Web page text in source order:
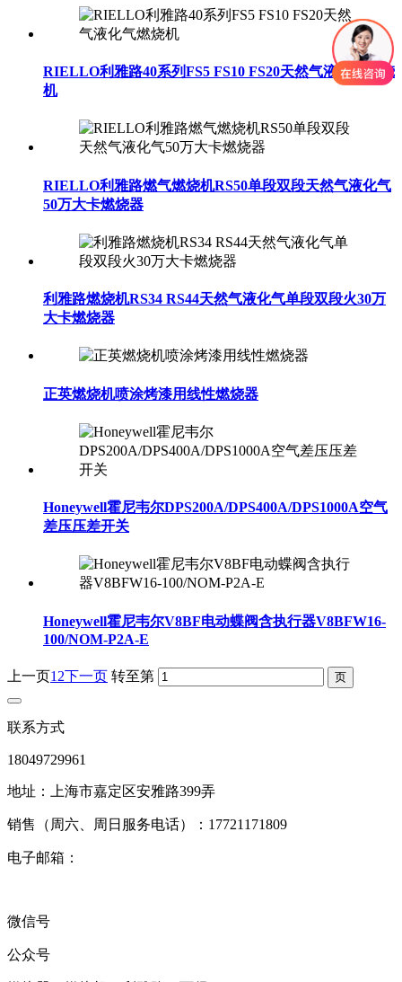
RIELLO利雅路40系列FS5 FS10 FS20天然气液化气燃烧
机
RIELLO利雅路燃气燃烧机RS50单段双段天然气液化气
50万大卡燃烧器
利雅路燃烧机RS34 RS44天然气液化气单段双段火30万
大卡燃烧器
正英燃烧机喷涂烤漆用线性燃烧器
Honeywell霍尼韦尔DPS200A/DPS400A/DPS1000A空气
差压压差开关
Honeywell霍尼韦尔V8BF电动蝶阀含执行器V8BFW16-
100/NOM-P2A-E
上一页1 2下一页 转至第
联系方式
18049729961
地址：上海市嘉定区安雅路399弄
销售（周六、周日服务电话）：17721171809
电子邮箱：
微信号
公众号